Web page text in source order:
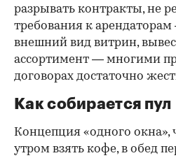
разрывать контракты, не
требования к
внешний вид витрин,
ассортимент — многими
договорах достаточно
Как собирается пул
Концепция «одного
утром взять кофе, в обед